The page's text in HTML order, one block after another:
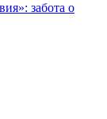
забота о